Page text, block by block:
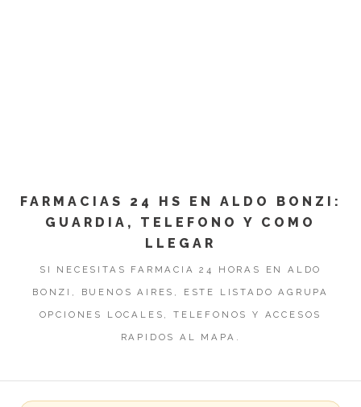
FARMACIAS 24 HS EN ALDO BONZI:
GUARDIA, TELEFONO Y COMO
LLEGAR
SI NECESITAS FARMACIA 24 HORAS EN ALDO
BONZI, BUENOS AIRES, ESTE LISTADO AGRUPA
OPCIONES LOCALES, TELEFONOS Y ACCESOS
RAPIDOS AL MAPA.